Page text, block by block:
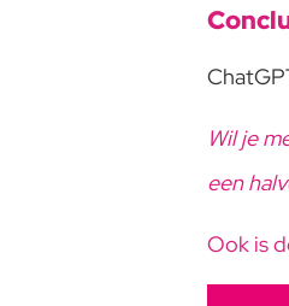
Wil je
een
Ook is